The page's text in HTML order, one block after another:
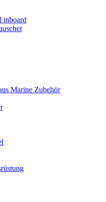
inboard
Marine Zubehör